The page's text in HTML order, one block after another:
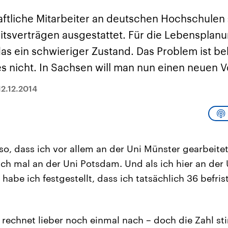
und
Staaten zu
der Erde, mit
Weltgeschehen.
palästinensischen
Hamas im Oktober 2023
auf Israel hat in der
Region wieder die
Gewalt entfacht. Israel
möchte die Hamas
Islamischen
Republik Iran – ist
Religionsführer
Osten. Eine
Mitarbeiter an deutschen Hochschulen
ausgestattet. Für die
ein schwieriger Zustand. Das Problem ist
nicht. In Sachsen will man nun einen neuen
dass ich vor allem an der Uni Münster
mal an der Uni Potsdam. Und als ich hier an der
habe ich festgestellt, dass ich tatsächlich 36
rechnet lieber noch einmal nach – doch die Zahl